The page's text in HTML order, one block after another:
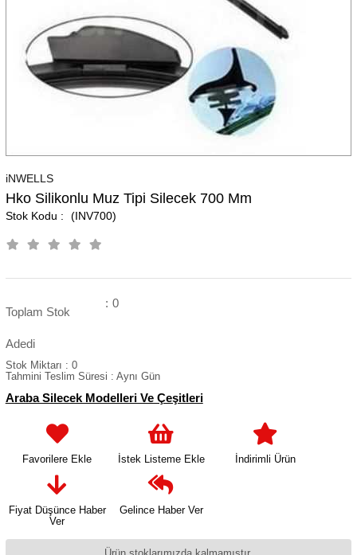
iNWELLS
Hko Silikonlu Muz Tipi Silecek 700 Mm
(INV700)
Toplam Stok
Adedi
: 0
Stok Miktarı : 0
Tahmini Teslim Süresi : Aynı Gün
Araba Silecek Modelleri Ve Çeşitleri
Favorilere Ekle İstek Listeme Ekle İndirimli Ürün
Fiyat Düşünce Haber
Ver
Gelince Haber Ver